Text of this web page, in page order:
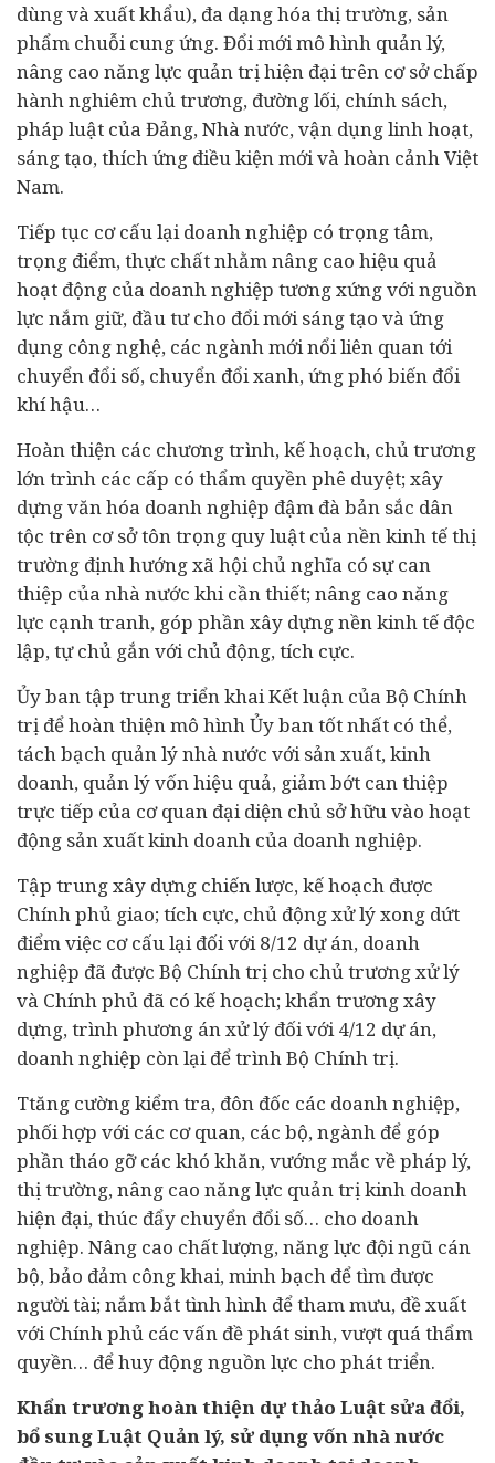
dùngvà xuất khẩu), đa dạng hóa thị trường, sản
phẩm chuỗi cung ứng. Đổi mới mô hình quản lý,
nâng cao năng lực quản trị hiện đại trên cơ sở chấp
hành nghiêm chủ trương, đường lối, chính sách,
pháp luật của Đảng, Nhà nước, vận dụng linh hoạt,
sáng tạo, thích ứng điều kiện mới và hoàn cảnh Việt
Nam.
Tiếp tục cơ cấu lại doanh nghiệp có trọng tâm,
trọng điểm, thực chất nhằm nâng cao hiệu quả
hoạt động của doanh nghiệp tương xứng với nguồn
lực nắm giữ, đầu tư cho đổi mới sáng tạo và ứng
dụng công nghệ, các ngành mới nổi liên quan tới
chuyển đổi số, chuyển đổi xanh, ứng phó biến đổi
khí hậu…
Hoàn thiện các chương trình, kế hoạch, chủ trương
lớn trình các cấp có thẩm quyền phê duyệt; xây
dựng văn hóa doanh nghiệp đậm đà bản sắc dân
tộc trên cơ sở tôn trọng quy luật của nền kinh tế thị
trường định hướng xã hội chủ nghĩa có sự can
thiệp của nhà nước khi cần thiết; nâng cao năng
lực cạnh tranh, góp phần xây dựng nền kinh tế độc
lập, tự chủ gắn với chủ động, tích cực.
Ủy ban tập trung triển khai Kết luận của Bộ Chính
trị để hoàn thiện mô hình Ủy ban tốt nhất có thể,
tách bạch quản lý nhà nước với sản xuất, kinh
doanh, quản lý vốn hiệu quả, giảm bớt can thiệp
trực tiếp của cơ quan đại diện chủ sở hữu vào hoạt
động sản xuất kinh doanh của doanh nghiệp.
Tập trung xây dựng chiến lược, kế hoạch được
Chính phủ giao; tích cực, chủ động xử lý xong dứt
điểm việc cơ cấu lại đối với 8/12 dự án, doanh
nghiệp đã được Bộ Chính trị cho chủ trương xử lý
và Chính phủ đã có kế hoạch; khẩn trương xây
dựng, trình phương án xử lý đối với 4/12 dự án,
doanh nghiệp còn lại để trình Bộ Chính trị.
Ttăng cường kiểm tra, đôn đốc các doanh nghiệp,
phối hợp với các cơ quan, các bộ, ngành để góp
phần tháo gỡ các khó khăn, vướng mắc về pháp lý,
thị trường, nâng cao năng lực quản trị kinh doanh
hiện đại, thúc đẩy chuyển đổi số… cho doanh
nghiệp. Nâng cao chất lượng, năng lực đội ngũ cán
bộ, bảo đảm công khai, minh bạch để tìm được
người tài; nắm bắt tình hình để tham mưu, đề xuất
với Chính phủ các vấn đề phát sinh, vượt quá thẩm
quyền… để huy động nguồn lực cho phát triển.
Khẩn trương hoàn thiện dự thảo Luật sửa đổi,
bổ sung Luật Quản lý, sử dụng vốn nhà nước